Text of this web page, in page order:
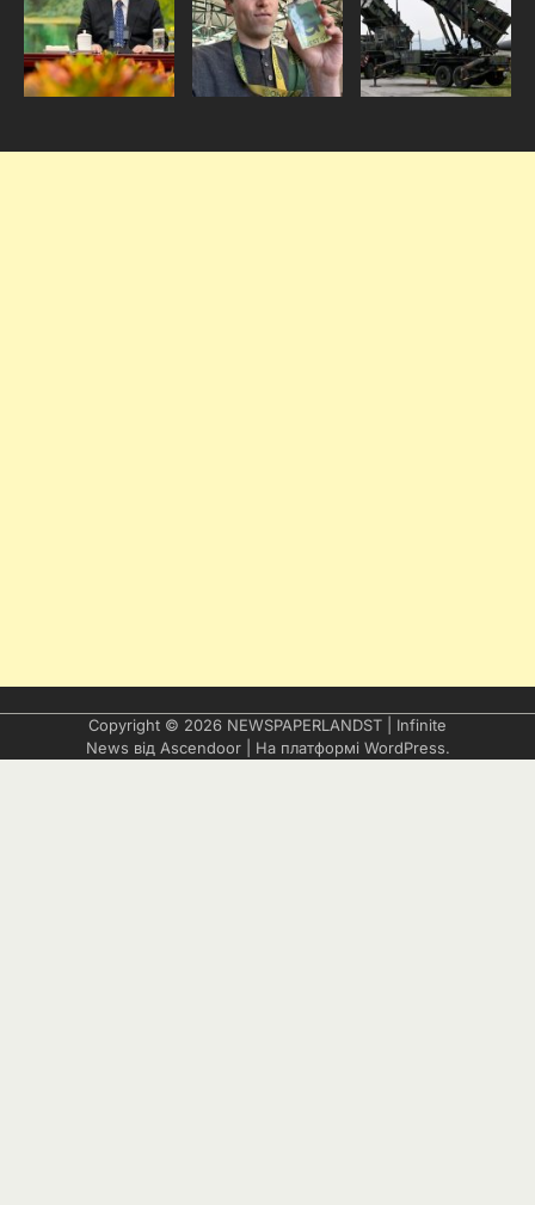
Copyright © 2026 NEWSPAPERLANDST | Infinite
News від Ascendoor| На платформі WordPress.